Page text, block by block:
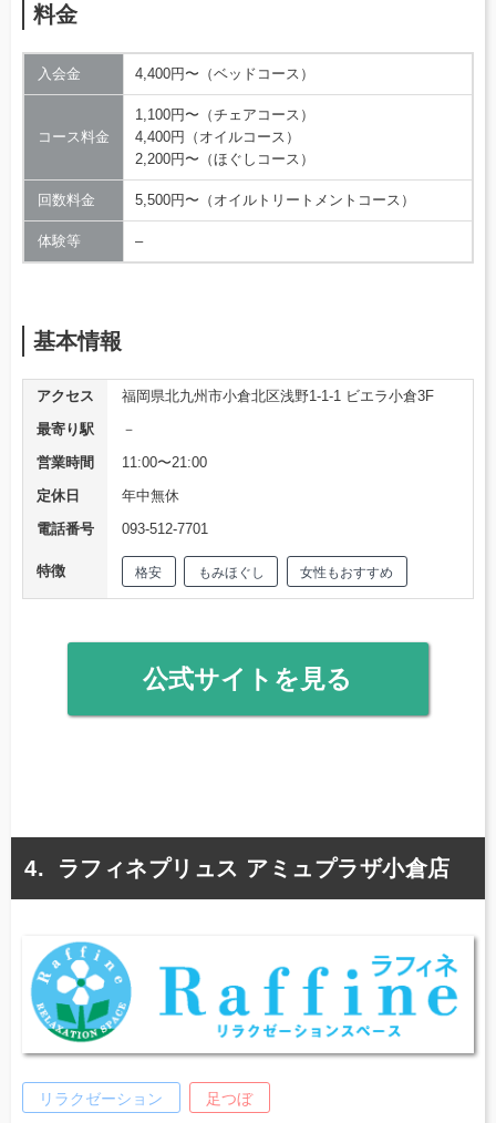
料金
入会金 4,400円〜（ベッドコース）
コース料金
1,100円〜（チェアコース）
4,400円（オイルコース）
2,200円〜（ほぐしコース）
回数料金 5,500円〜（オイルトリートメントコース）
体験等 –
基本情報
アクセス
福岡県北九州市小倉北区浅野1-1-1 ビエラ小倉3F
最寄り駅
－
営業時間
11:00〜21:00
定休日
年中無休
電話番号
093-512-7701
特徴 格安 もみほぐし 女性もおすすめ
公式サイトを見る
ラフィネプリュス アミュプラザ小倉店
リラクゼーション 足つぼ